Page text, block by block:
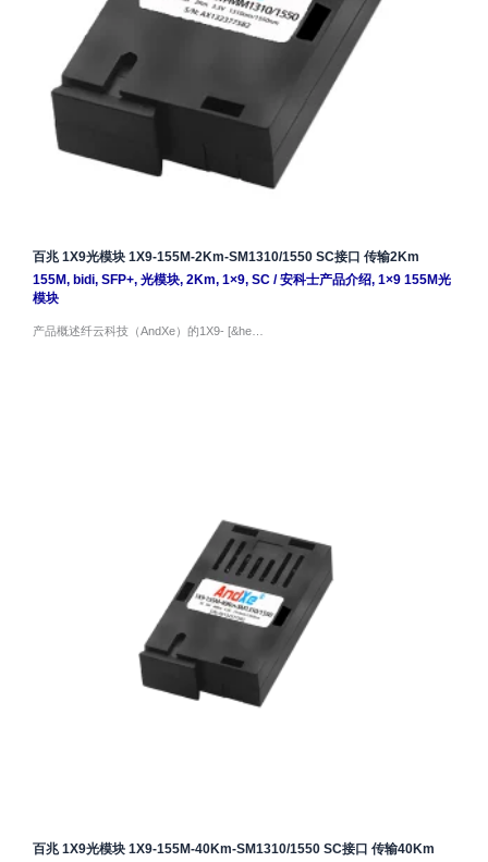
百兆 1X9光模块 1X9-155M-2Km-SM1310/1550 SC接口 传输2Km
155M, bidi, SFP+, 光模块, 2Km, 1×9, SC/安科士产品介绍, 1×9 155M光
模块
产品概述纤云科技（AndXe）的1X9- [&he…
百兆 1X9光模块 1X9-155M-40Km-SM1310/1550 SC接口 传输40Km